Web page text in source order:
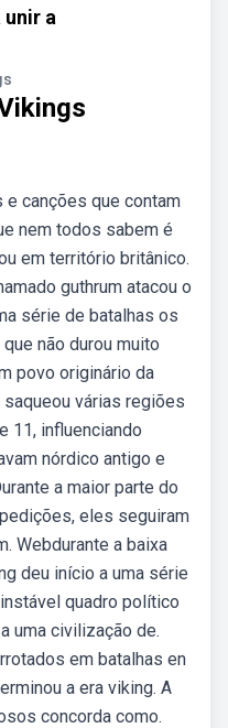
unir a
canções que contam
nem todos sabem é
em território britânico.
guthrum atacou o
série de batalhas os
não durou muito
povo originário da
várias regiões
11, influenciando
nórdico antigo e
a maior parte do
eles seguiram
Webdurante a baixa
deu início a uma série
quadro político
uma civilização de.
em batalhas en
a era viking. A
concorda como.